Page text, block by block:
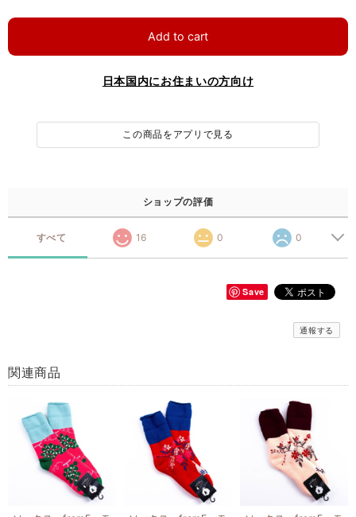
Add to cart
日本国内にお住まいの方向け
この商品をアプリで見る
ショップの評価
すべて 16 0 0
Save
通報する
関連商品